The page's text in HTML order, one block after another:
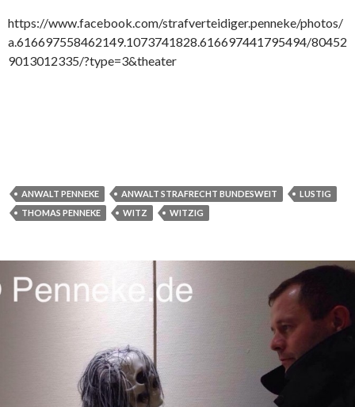
https://www.facebook.com/strafverteidiger.penneke/photos/
a.616697558462149.1073741828.616697441795494/80452
9013012335/?type=3&theater
ANWALT PENNEKE ANWALT STRAFRECHT BUNDESWEIT
LUSTIG
THOMAS PENNEKE
WITZ WITZIG